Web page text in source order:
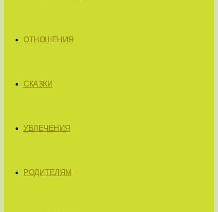
ОТНОШЕНИЯ
СКАЗКИ
УВЛЕЧЕНИЯ
РОДИТЕЛЯМ